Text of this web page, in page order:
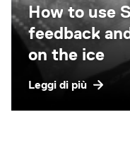
How to use
feedback
on the ice
Leggi di più